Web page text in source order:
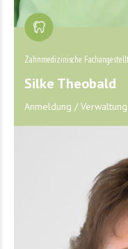
Zahnmedizinische
Silke Theobald
Anmeldung / Verwaltung